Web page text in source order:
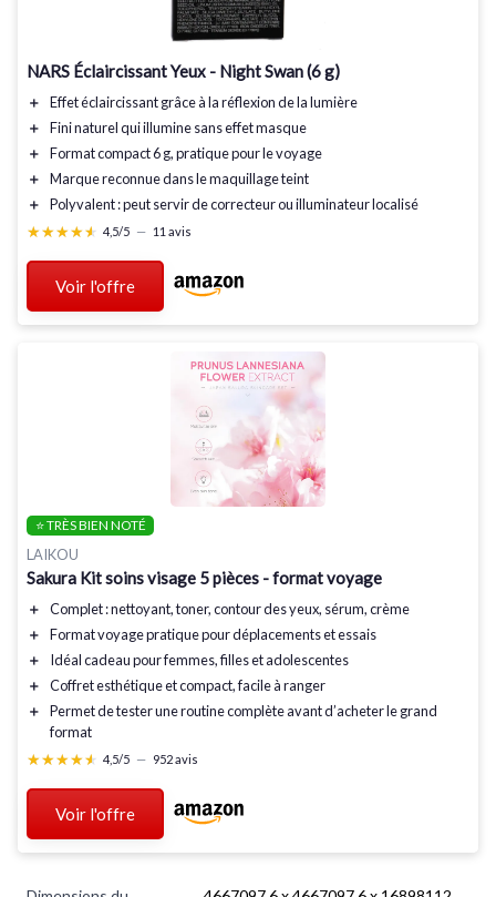
NARS Éclaircissant Yeux - Night Swan (6 g)
＋ Effet éclaircissantgrâce à la réflexion de la lumière
＋
Fini naturelqui illumine sans effet masque
＋
Format compact6 g, pratique pour le voyage
＋
Marque reconnuedans le maquillage teint
＋
Polyvalent: peut servir de correcteur ou illuminateur localisé
★★★★★
★★★★★ 4,5/5 — 11 avis
Voir l'offre
⭐ TRÈS BIEN NOTÉ
LAIKOU
Sakura Kit soins visage 5 pièces - format voyage
＋ Complet: nettoyant, toner, contour des yeux, sérum, crème
＋
Format voyagepratique pour déplacements et essais
＋
Idéal cadeaupour femmes, filles et adolescentes
＋
Coffret esthétique et compact, facile à ranger
＋
Permet de tester une routine complète avant d’acheter le grand
format
★★★★★
★★★★★ 4,5/5 — 952 avis
Voir l'offre